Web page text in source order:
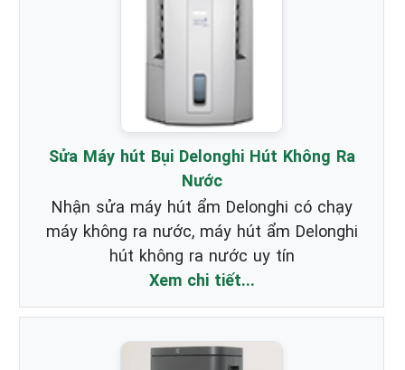
Sửa Máy hút Bụi Delonghi Hút Không Ra
Nước
Nhận sửa máy hút ẩm Delonghi có chạy
máy không ra nước, máy hút ẩm Delonghi
hút không ra nước uy tín
Xem chi tiết...